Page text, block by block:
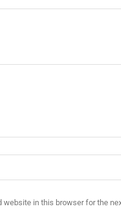
website in this browser for the